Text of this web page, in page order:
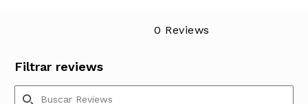
Filtrar reviews
0 Reviews